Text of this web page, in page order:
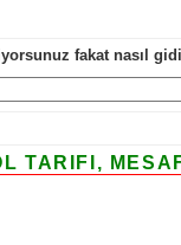
fakat nasıl
TARIFI,